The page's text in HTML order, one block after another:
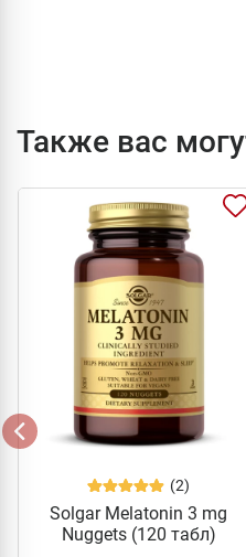
Также вас
(2)
Solgar Melatonin 3 mg
Nuggets (120 табл)